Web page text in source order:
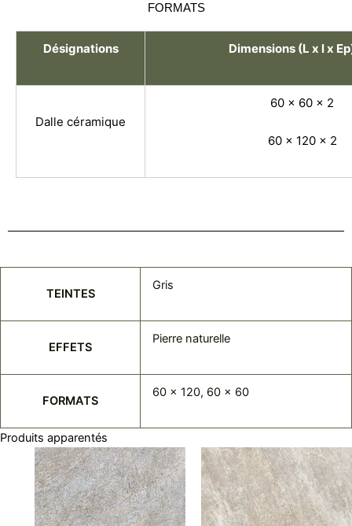
FORMATS
Désignations Dimensions (L x l x
Dalle céramique
60 x 60 x 2
60 x 120 x 2
TEINTES
Gris
EFFETS
Pierre naturelle
FORMATS
60 x 120, 60 x 60
Produits apparentés